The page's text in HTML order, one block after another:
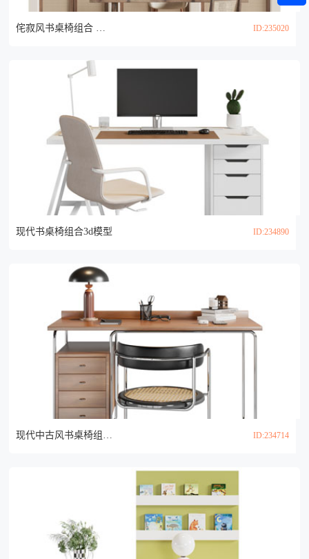
侘寂风书桌椅组合 装饰柜3d模型 ID:235020
现代书桌椅组合3d模型 ID:234890
现代中古风书桌椅组合3d模型 ID:234714